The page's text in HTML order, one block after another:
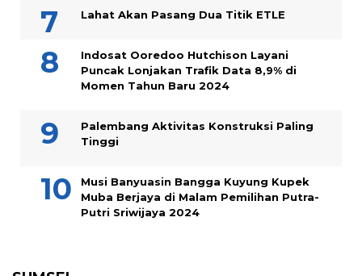
Lahat Akan Pasang Dua Titik ETLE
Indosat Ooredoo Hutchison Layani
Puncak Lonjakan Trafik Data 8,9% di
Momen Tahun Baru 2024
Palembang Aktivitas Konstruksi Paling
Tinggi
Musi Banyuasin Bangga Kuyung Kupek
Muba Berjaya di Malam Pemilihan Putra-
Putri Sriwijaya 2024